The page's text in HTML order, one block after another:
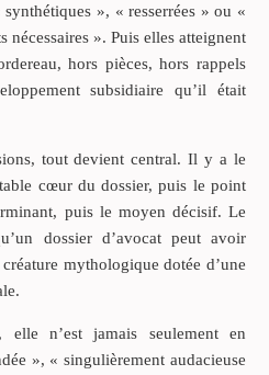
», « resserrées » ou «
nécessaires ». Puis elles atteignent
hors pièces, hors rappels
subsidiaire qu’il était
tout devient central. Il y a le
cœur du dossier, puis le point
puis le moyen décisif. Le
dossier d’avocat peut avoir
mythologique dotée d’une
n’est jamais seulement en
», « singulièrement audacieuse